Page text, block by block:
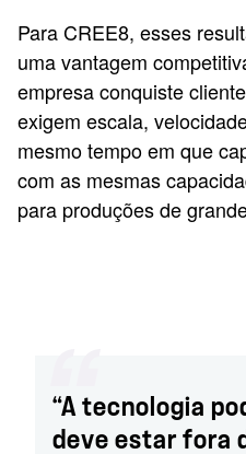
Para CREE8, esses
uma vantagem
empresa conquiste
exigem escala,
mesmo tempo em que
com as mesmas
para produções de
“A tecnologia
deve estar fora